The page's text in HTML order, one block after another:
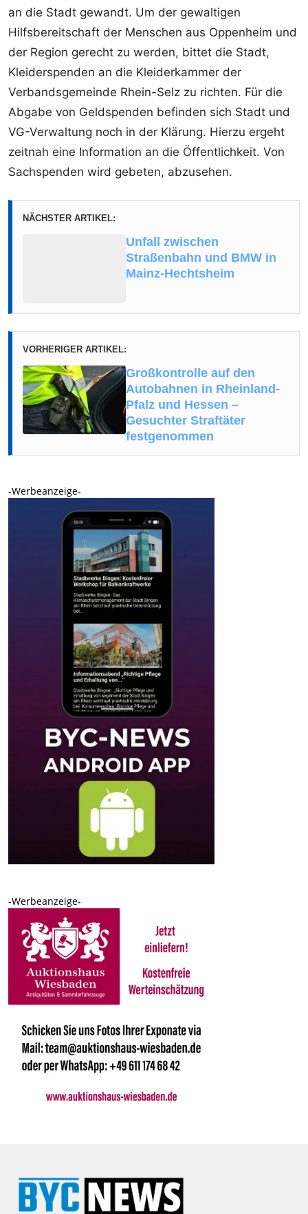
an die Stadt gewandt. Um der gewaltigen
Hilfsbereitschaft der Menschen aus Oppenheim und
der Region gerecht zu werden, bittet die Stadt,
Kleiderspenden an die Kleiderkammer der
Verbandsgemeinde Rhein-Selz zu richten. Für die
Abgabe von Geldspenden befinden sich Stadt und
VG-Verwaltung noch in der Klärung. Hierzu ergeht
zeitnah eine Information an die Öffentlichkeit. Von
Sachspenden wird gebeten, abzusehen.
NÄCHSTER ARTIKEL:
Unfall zwischen
Straßenbahn und BMW in
Mainz-Hechtsheim
VORHERIGER ARTIKEL:
Großkontrolle auf den
Autobahnen in Rheinland-
Pfalz und Hessen –
Gesuchter Straftäter
festgenommen
-Werbeanzeige-
-Werbeanzeige-